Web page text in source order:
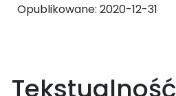
Opublikowane: 2020-12-31
Tekstualność